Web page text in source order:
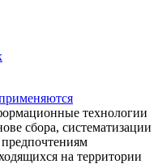
технологии
сбора, систематизации
на территории